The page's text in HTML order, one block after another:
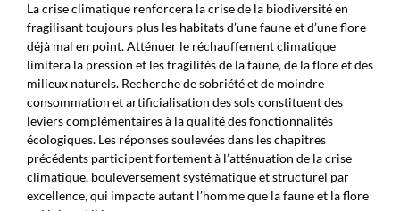
La crise climatique renforcera la crise de la biodiversité en
fragilisant toujours plus les habitats d’une faune et d’une flore
déjà mal en point. Atténuer le réchauffement climatique
limitera la pression et les fragilités de la faune, de la flore et des
milieux naturels. Recherche de sobriété et de moindre
consommation et artificialisation des sols constituent des
leviers complémentaires à la qualité des fonctionnalités
écologiques. Les réponses soulevées dans les chapitres
précédents participent fortement à l’atténuation de la crise
climatique, bouleversement systématique et structurel par
excellence, qui impacte autant l’homme que la faune et la flore